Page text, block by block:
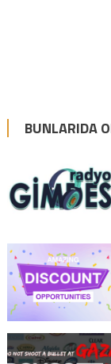
BUNLARIDA